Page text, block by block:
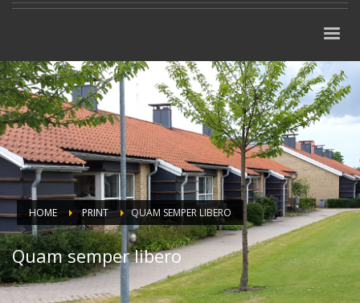
HOME PRINT QUAM SEMPER LIBERO
Quam semper libero